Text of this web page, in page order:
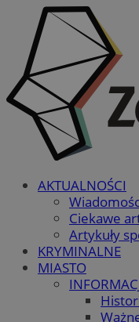
AKTUALNOŚCI
Ciekawe
Artykuły
KRYMINALNE
MIASTO